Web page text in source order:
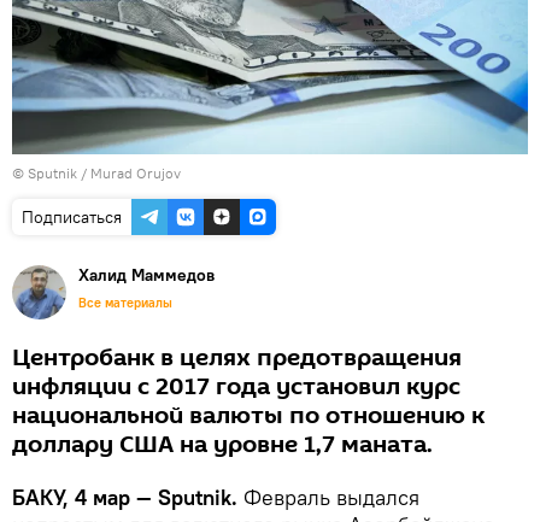
© Sputnik / Murad Orujov
Подписаться
Халид Маммедов
Все материалы
Центробанк в целях предотвращения
инфляции с 2017 года установил курс
национальной валюты по отношению к
доллару США на уровне 1,7 маната.
БАКУ, 4 мар — Sputnik. Февраль выдался